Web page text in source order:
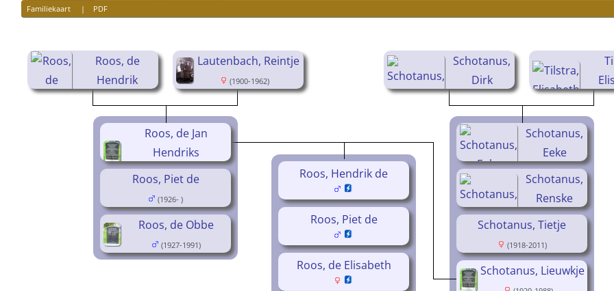
Familiekaart | PDF
Roos, de
Hendrik
Lautenbach, Reintje
(1900-1962)
Roos, Piet de
(1926- )
Roos, de Obbe
(1927-1991)
Schotanus,
Dirk
Schotanus,
Eeke
(1914-2006)
Schotanus,
Renske
(1916- )
Schotanus, Tietje
(1918-2011)
Roos, de Jan
Hendriks
(1919-1984)
Schotanus, Lieuwkje
Roos, Hendrik de
Roos, Piet de
Roos, de Elisabeth